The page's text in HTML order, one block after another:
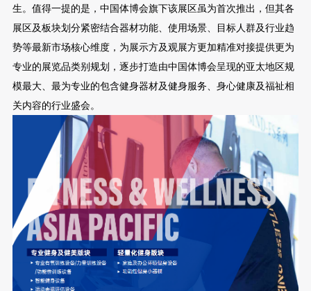
生。值得一提的是，中国体博会旗下该展区虽为首次推出，但其各
展区及板块划分紧密结合器材功能、使用场景、目标人群及行业趋
势等最新市场核心维度，为展示方及观展方更加精准对接提供更为
专业的展览品类别规划，逐步打造由中国体博会呈现的亚太地区规
模最大、最为专业的包含健身器材及健身服务、身心健康及福祉相
关内容的行业盛会。